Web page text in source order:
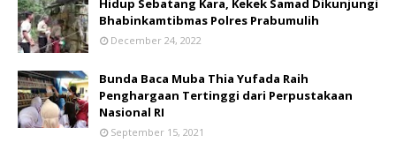
Bhabinkamtibmas Polres Prabumulih
December 24, 2022
Bunda Baca Muba Thia Yufada Raih
Penghargaan Tertinggi dari Perpustakaan
Nasional RI
September 15, 2021